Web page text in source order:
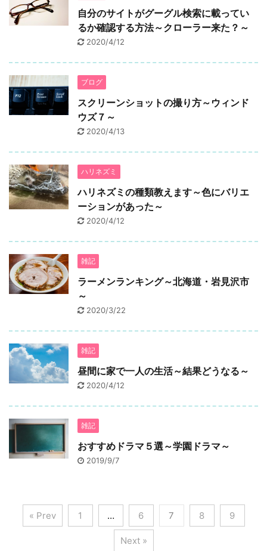
自分のサイトがグーグル検索に載ってい
るか確認する方法～クローラー来た？～
2020/4/12
ブログ
スクリーンショットの撮り方～ウィンド
ウズ７～
2020/4/13
ハリネズミ
ハリネズミの種類教えます～色にバリエ
ーションがあった～
2020/4/12
雑記
ラーメンランキング～北海道・岩見沢市
～
2020/3/22
雑記
昼間に家で一人の生活～結果どうなる～
2020/4/12
雑記
おすすめドラマ５選～学園ドラマ～
2019/9/7
« Prev 1 … 6 7 8 9
Next »